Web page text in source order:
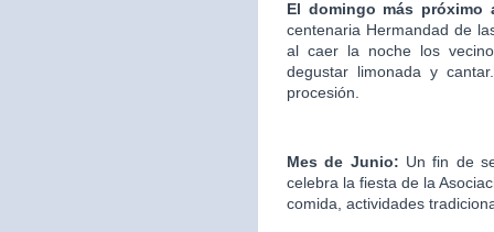
El domingo más
centenaria Hermandad de
al caer la noche los
degustar limonada y
procesión.
Mes de Junio: Un fin de
celebra la fiesta de la
comida, actividades